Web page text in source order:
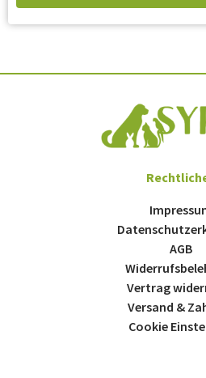
AGB
Vertrag
Versand &
Cookie